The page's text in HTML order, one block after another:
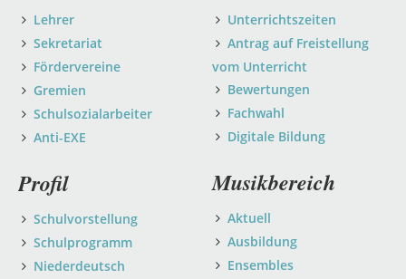
Lehrer
Sekretariat
Fördervereine
Gremien
Schulsozialarbeiter
Anti-EXE
Unterrichtszeiten
Antrag auf Freistellung
vom Unterricht
Bewertungen
Fachwahl
Digitale Bildung
Musikbereich
Aktuell
Ausbildung
Ensembles
Profil
Schulvorstellung
Schulprogramm
Niederdeutsch